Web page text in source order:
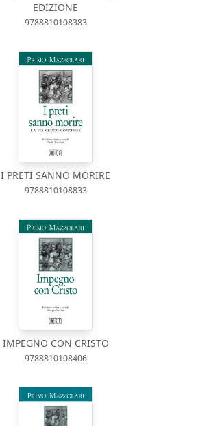
EDIZIONE
9788810108383
I PRETI SANNO MORIRE
9788810108833
IMPEGNO CON CRISTO
9788810108406